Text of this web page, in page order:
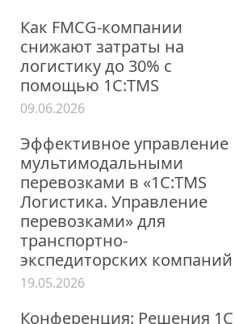
Как FMCG-компании
снижают затраты на
логистику до 30% с
помощью 1С:TMS
09.06.2026
Эффективное управление
мультимодальными
перевозками в «1С:TMS
Логистика. Управление
перевозками» для
транспортно-
экспедиторских компаний
19.05.2026
Конференция: Решения 1С